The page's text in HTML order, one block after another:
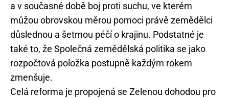
a v současné době boj proti suchu, ve kterém
můžou obrovskou měrou pomoci právě zemědělci
důslednou a šetrnou péčí o krajinu. Podstatné je
také to, že Společná zemědělská politika se jako
rozpočtová položka postupně každým rokem
zmenšuje.
Celá reforma je propojená se Zelenou dohodou pro